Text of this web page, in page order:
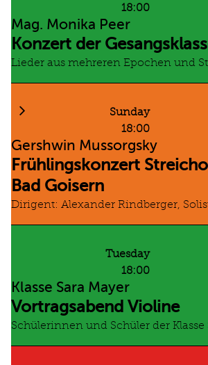
18:00
Mag. Monika Peer
Konzert der
Lieder aus mehreren Epochen und
Sunday
18:00
Gershwin Mussorgsky
Frühlingskonzert
Bad Goisern
Dirigent: Alexander Rindberger,
Tuesday
18:00
Klasse Sara Mayer
Vortragsabend Violine
Schülerinnen und Schüler der Klasse